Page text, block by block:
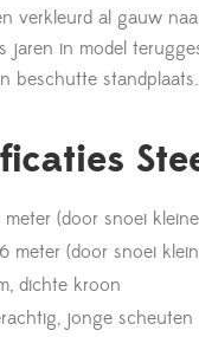
verkleurd al gauw
jaren in model
beschutte
meter (door snoei
meter (door snoei
dichte kroon
jonge